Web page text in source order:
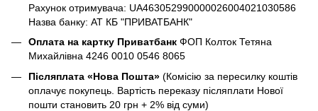
Рахунок отримувача: UA463052990000026004021030586
Назва банку: АТ КБ "ПРИВАТБАНК"
Оплата на картку Приватбанк ФОП Колток Тетяна
Михайлівна 4246 0010 0546 8065
Післяплата «Нова Пошта» (Комісію за пересилку коштів
оплачує покупець. Вартість переказу післяплати Нової
пошти становить 20 грн + 2% від суми)